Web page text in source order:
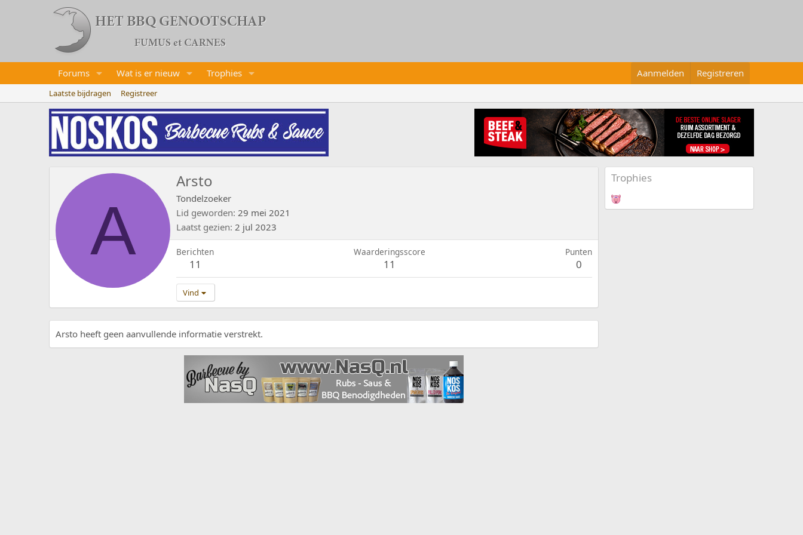
Forums Wat is er nieuw Trophies Aanmelden Registreren
Laatste bijdragen Registreer
A
Arsto
Tondelzoeker
Lid geworden 29 mei 2021
Laatst gezien 2 jul 2023
Berichten
11
Waarderingsscore
11
Punten
0
Vind
Arsto heeft geen aanvullende informatie verstrekt.
Trophies